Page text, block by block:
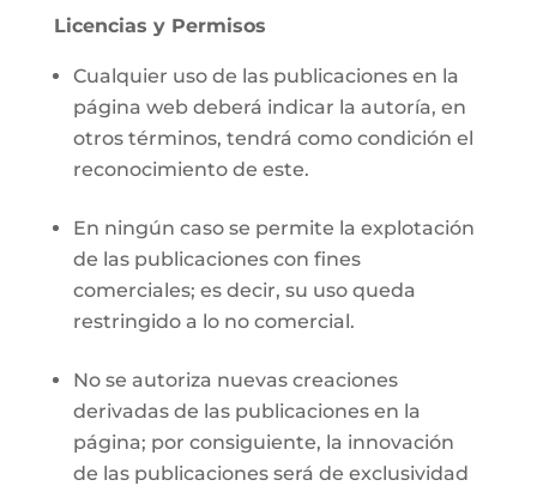
Licencias y Permisos
Cualquier uso de las publicaciones en la
página web deberá indicar la autoría, en
otros términos, tendrá como condición el
reconocimiento de este.
En ningún caso se permite la explotación
de las publicaciones con fines
comerciales; es decir, su uso queda
restringido a lo no comercial.
No se autoriza nuevas creaciones
derivadas de las publicaciones en la
página; por consiguiente, la innovación
de las publicaciones será de exclusividad